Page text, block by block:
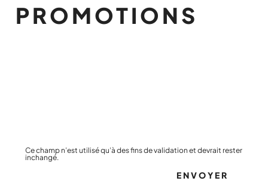
PROMOTIONS
Ce champ n’est utilisé qu’à des fins de validation et devrait rester
inchangé.
ENVOYER